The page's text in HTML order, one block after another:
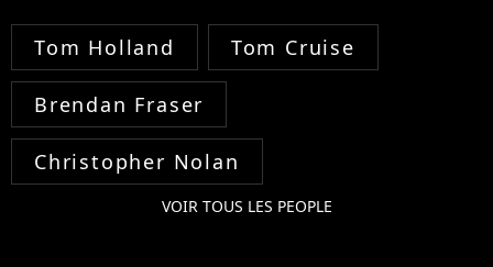
Tom Holland Tom Cruise
Brendan Fraser
Christopher Nolan
VOIR TOUS LES PEOPLE